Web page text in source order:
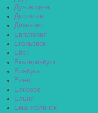
Духовщина
Дюртюли
Дятьково
Евпатория
Егорьевск
Ейск
Екатеринбург
Елабуга
Елец
Елизово
Ельня
Еманжелинск